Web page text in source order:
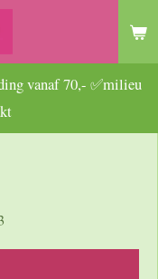
vanaf 70,- ✅milieu